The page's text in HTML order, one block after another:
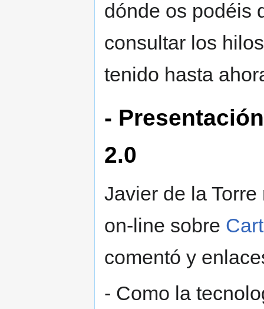
dónde os podéis
consultar los
tenido hasta
-
2.0
Javier de la
on-line sobre
comentó y
- Como la